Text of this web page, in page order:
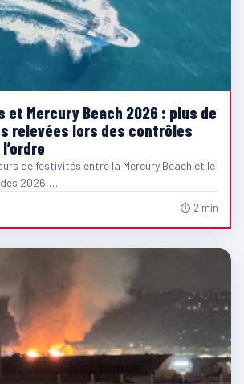
et Mercury Beach 2026 : plus de
relevées lors des contrôles
de festivités entre la Mercury Beach et le
2026,…
⏱ 2 min